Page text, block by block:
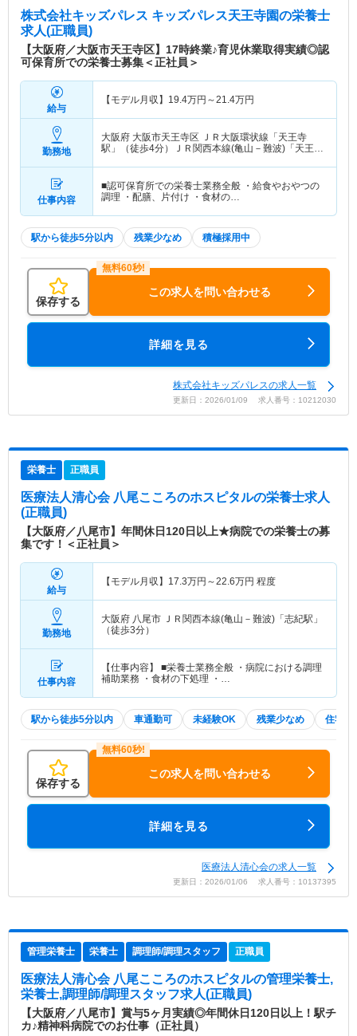
株式会社キッズパレス キッズパレス天王寺園の栄養士
求人(正職員)
【大阪府／大阪市天王寺区】17時終業♪育児休業取得実績◎認
可保育所での栄養士募集＜正社員＞
給与
【モデル月収】 19.4万円～21.4万円
勤務地
大阪府 大阪市天王寺区 ＪＲ大阪環状線「天王寺
駅」（徒歩4分）ＪＲ関西本線(亀山－難波)「天王寺
仕事内容
■認可保育所での栄養士業務全般 ・給食やおやつの
調理 ・配膳、片付け ・食材の…
駅から徒歩5分以内 残業少なめ 積極採用中
保存する
この求人を問い合わせる
詳細を見る
株式会社キッズパレスの求人一覧
更新日：2026/01/09 求人番号：10212030
栄養士 正職員
医療法人清心会 八尾こころのホスピタルの栄養士求人
(正職員)
【大阪府／八尾市】年間休日120日以上★病院での栄養士の募
集です！＜正社員＞
給与
【モデル月収】 17.3万円～22.6万円 程度
勤務地
大阪府 八尾市 ＪＲ関西本線(亀山－難波)「志紀駅」
（徒歩3分）
仕事内容
【仕事内容】 ■栄養士業務全般 ・病院における調理
補助業務 ・食材の下処理 ・…
駅から徒歩5分以内 車通勤可 未経験OK 残業少なめ 住宅手
保存する
この求人を問い合わせる
詳細を見る
医療法人清心会の求人一覧
更新日：2026/01/06 求人番号：10137395
管理栄養士 栄養士 調理師/調理スタッフ 正職員
医療法人清心会 八尾こころのホスピタルの管理栄養士,
栄養士,調理師/調理スタッフ求人(正職員)
【大阪府／八尾市】賞与5ヶ月実績◎年間休日120日以上！駅チ
カ♪精神科病院でのお仕事（正社員）